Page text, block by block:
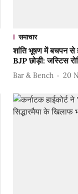
समाचार
शांति भूषण में बचपन से
BJP छोड़ी: जस्टिस
Bar & Bench 20